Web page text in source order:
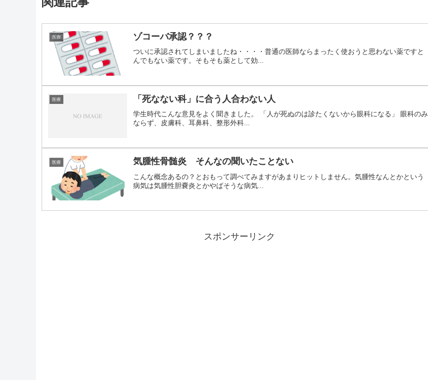
医療 ゾコーバ承認？？？
ついに承認されてしまいましたね・・・・普通の医師ならまったく使おうと思わない薬ですと
んでもない薬です。そもそも薬として効...
医療 「死なない科」に合う人合わない人
学生時代こんな意見をよく聞きました。 「人が死ぬのは診たくないから眼科になる」 眼科のみ
ならず、皮膚科、耳鼻科、整形外科...
医療 気腫性骨髄炎 そんなの聞いたことない
こんな概念あるの？とおもって調べてみますがあまりヒットしません。気腫性なんとかという
病気は気腫性胆嚢炎とかやばそうな病気...
スポンサーリンク